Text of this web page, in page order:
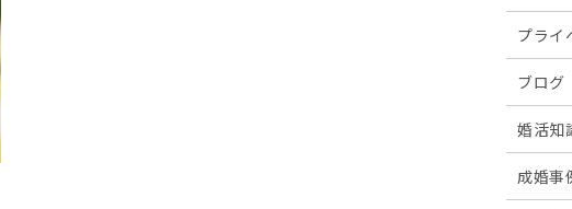
プライ
ブログ
婚活知
成婚事